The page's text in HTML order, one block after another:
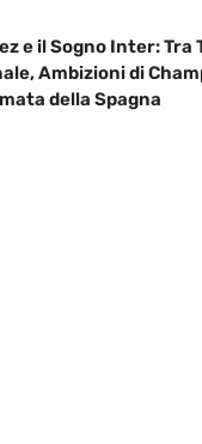
e il Sogno Inter: Tra
Ambizioni di
della Spagna